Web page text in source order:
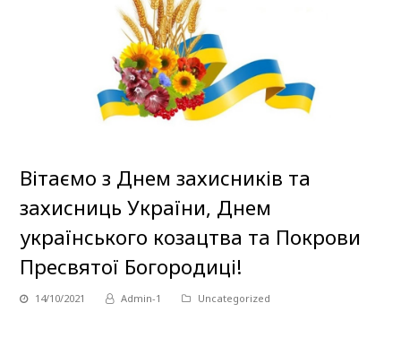
Вітаємо з Днем захисників та
захисниць України, Днем
українського козацтва та Покрови
Пресвятої Богородиці!
14/10/2021 Admin-1 Uncategorized